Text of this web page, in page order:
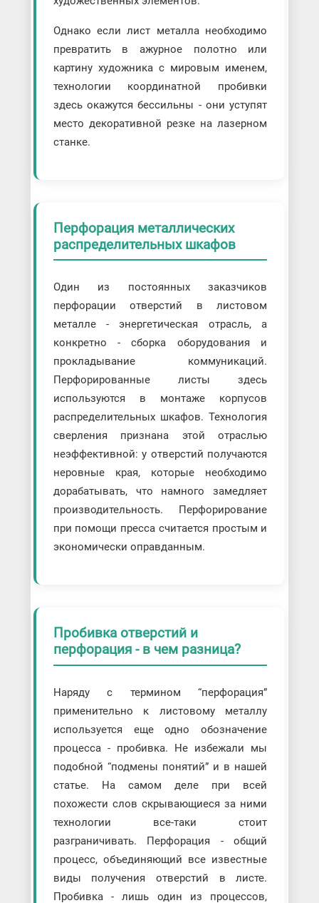
Однако если лист металла необходимо
превратить в ажурное полотно или
картину художника с мировым именем,
технологии координатной пробивки
здесь окажутся бессильны - они уступят
место декоративной резке на лазерном
станке.
Перфорация металлических
распределительных шкафов
Один из постоянных заказчиков
перфорации отверстий в листовом
металле - энергетическая отрасль, а
конкретно - сборка оборудования и
прокладывание коммуникаций.
Перфорированные листы здесь
используются в монтаже корпусов
распределительных шкафов. Технология
сверления признана этой отраслью
неэффективной: у отверстий получаются
неровные края, которые необходимо
дорабатывать, что намного замедляет
производительность. Перфорирование
при помощи пресса считается простым и
экономически оправданным.
Пробивка отверстий и
перфорация - в чем разница?
Наряду с термином “перфорация”
применительно к листовому металлу
используется еще одно обозначение
процесса - пробивка. Не избежали мы
подобной “подмены понятий” и в нашей
статье. На самом деле при всей
похожести слов скрывающиеся за ними
технологии все-таки стоит
разграничивать. Перфорация - общий
процесс, объединяющий все известные
виды получения отверстий в листе.
Пробивка - лишь один из процессов,